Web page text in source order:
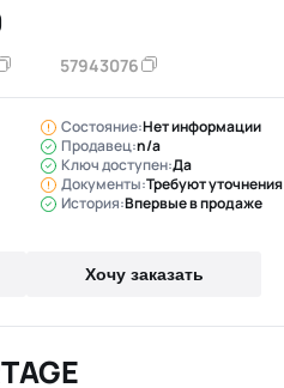
57943076
Состояние:Нет информации
Продавец:n/a
Ключ доступен:Да
Документы:Требуют уточнения
История:Впервые в продаже
Хочу заказать